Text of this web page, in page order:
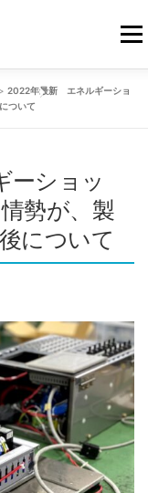
メニ
質
ブログ
> 2022年最新 エネルギーショ
ついて
ショッ
勢が、製
について